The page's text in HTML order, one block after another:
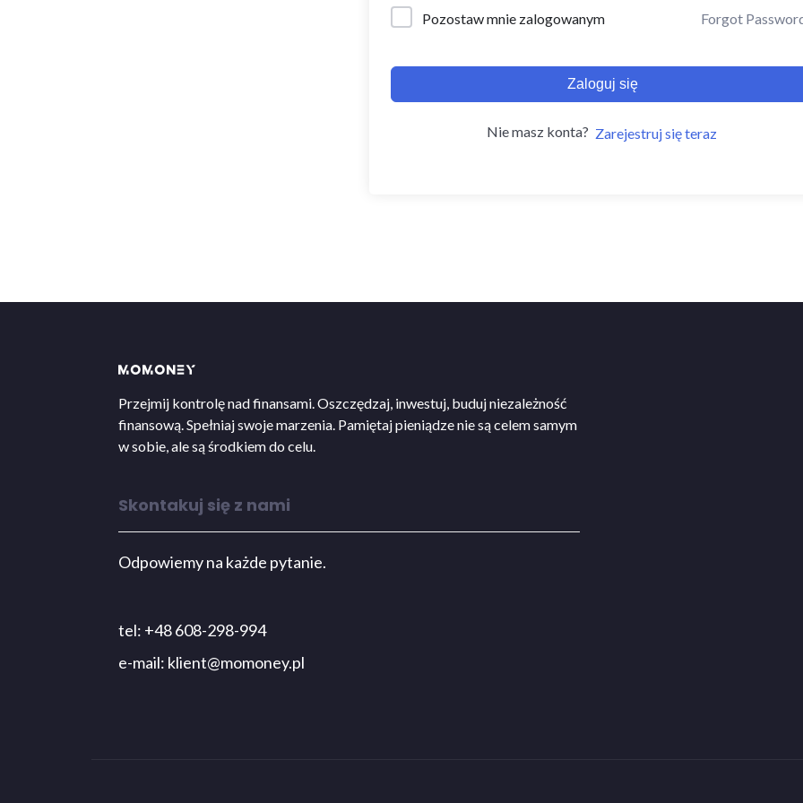
Pozostaw mnie zalogowanym Forgot
Zaloguj się
Nie masz konta? Zarejestruj się teraz
Przejmij kontrolę nad finansami. Oszczędzaj, inwestuj, buduj niezależność
finansową. Spełniaj swoje marzenia. Pamiętaj pieniądze nie są celem samym
w sobie, ale są środkiem do celu.
Skontakuj się z nami
Odpowiemy na każde pytanie.
tel: +48 608-298-994
e-mail: klient@momoney.pl